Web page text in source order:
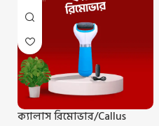
ক্যালাস রিমোভার/Callus